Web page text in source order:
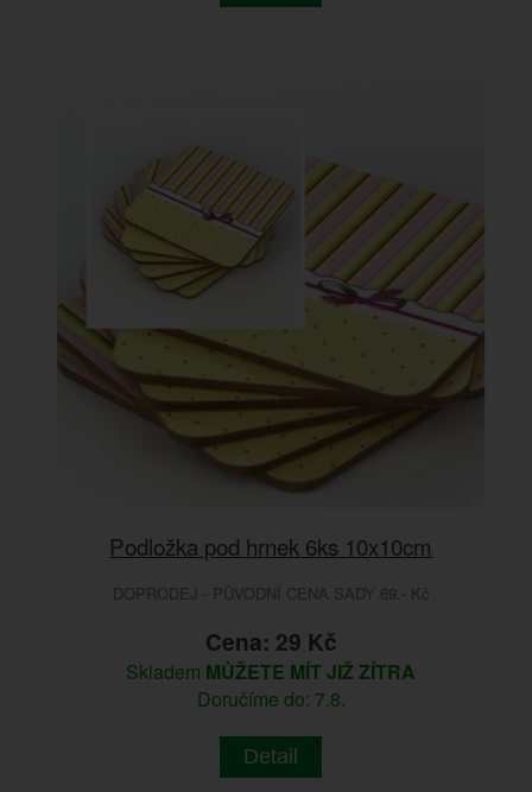
Podložka pod hrnek 6ks 10x10cm
DOPRODEJ - PŮVODNÍ CENA SADY 69.- Kč
Cena: 29 Kč
Skladem MŮŽETE MÍT JIŽ ZÍTRA
Doručíme do: 7.8.
Detail